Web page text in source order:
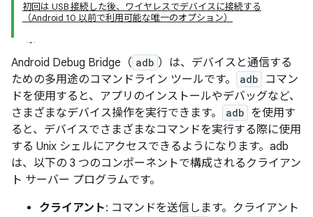
初回は USB 接続した後、ワイヤレスでデバイスに接続する
（Android 10 以前で利用可能な唯一のオプション）
Android Debug Bridge（ adb ）は、デバイスと通信する
ための多用途のコマンドライン ツールです。
adb
コマン
ドを使用すると、アプリのインストールやデバッグなど、
さまざまなデバイス操作を実行できます。
adb を使用す
ると、デバイスでさまざまなコマンドを実行する際に使用
する Unix シェルにアクセスできるようになります。adb
は、以下の 3 つのコンポーネントで構成されるクライアン
ト サーバー プログラムです。
クライアント: コマンドを送信します。クライアント